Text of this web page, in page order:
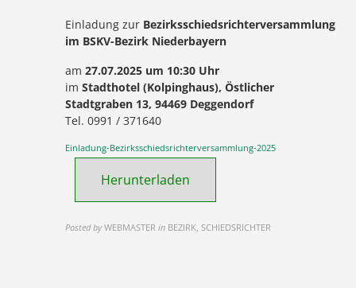
Einladung zur Bezirksschiedsrichterversammlung
im BSKV-Bezirk Niederbayern
am27.07.2025 um 10:30 Uhr
imStadthotel (Kolpinghaus), Östlicher
Stadtgraben 13, 94469 Deggendorf
Tel. 0991 / 371640
Einladung-Bezirksschiedsrichterversammlung-2025
Herunterladen
Posted by WEBMASTER in BEZIRK, SCHIEDSRICHTER